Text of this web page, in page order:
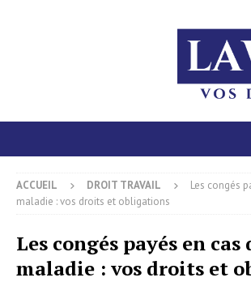
ACCUEIL DROIT TRAVAIL
Les congés
maladie : vos droits et obligations
Les congés payés en cas
maladie : vos droits et